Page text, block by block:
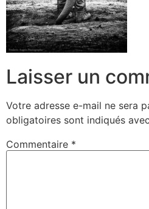
Laisser un
Votre adresse e-mail ne sera
obligatoires sont indiqués avec
Commentaire *